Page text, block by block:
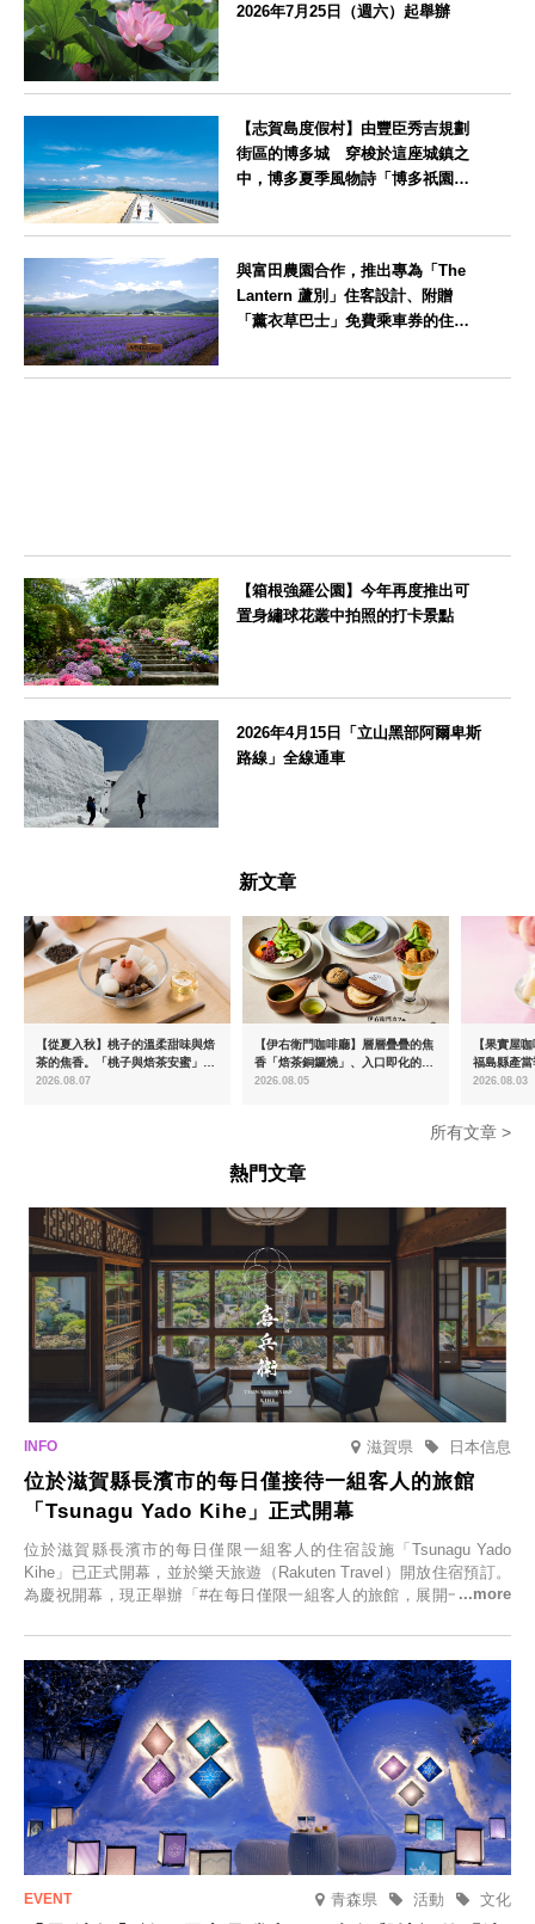
2026年7月25日（週六）起舉辦
【志賀島度假村】由豐臣秀吉規劃
街區的博多城 穿梭於這座城鎮之
中，博多夏季風物詩「博多祇園山
與富田農園合作，推出專為「The
Lantern 蘆別」住客設計、附贈
「薰衣草巴士」免費乘車券的住宿
【箱根強羅公園】今年再度推出可
置身繡球花叢中拍照的打卡景點
2026年4月15日「立山黑部阿爾卑斯
路線」全線通車
新文章
【從夏入秋】桃子的溫柔甜味與焙
茶的焦香。「桃子與焙茶安蜜」將
於8月中旬起限時販售
2026.08.07
【伊右衛門咖啡廳】層層疊疊的焦
香「焙茶銅鑼燒」、入口即化的
「宇治抹茶提拉米蘇」全新登場
2026.08.05
【果實屋
福島縣產
2026.08.03
所有文章 >
熱門文章
滋賀県 日本信息
位於滋賀縣長濱市的每日僅接待一組客人的旅館
「Tsunagu Yado Kihe」正式開幕
位於滋賀縣長濱市的每日僅限一組客人的住宿設施「Tsunagu Yado
Kihe」已正式開幕，並於樂天旅遊（Rakuten Travel）開放住宿預訂。
為慶祝開幕，現正舉辦「#在每日僅限一組客人的旅館，展開一生一次
人的旅館，您才能在此與重要的人共度獨一無二的特別時光。
青森県 文化
活動